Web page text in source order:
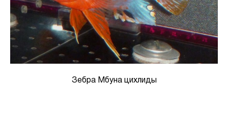
Зебра Мбуна цихлиды